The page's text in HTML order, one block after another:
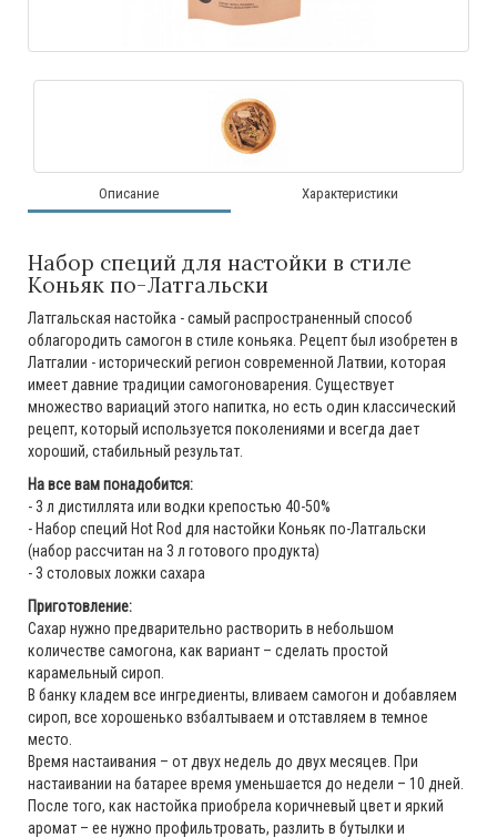
Описание Характеристики
Набор специй для настойки в стиле
Коньяк по-Латгальски
Латгальская настойка - самый распространенный способ
облагородить самогон в стиле коньяка. Рецепт был изобретен в
Латгалии - исторический регион современной Латвии, которая
имеет давние традиции самогоноварения. Существует
множество вариаций этого напитка, но есть один классический
рецепт, который используется поколениями и всегда дает
хороший, стабильный результат.
На все вам понадобится:
- 3 л дистиллята или водки крепостью 40-50%
- Набор специй Hot Rod для настойки Коньяк по-Латгальски
(набор рассчитан на 3 л готового продукта)
- 3 столовых ложки сахара
Приготовление:
Сахар нужно предварительно растворить в небольшом
количестве самогона, как вариант – сделать простой
карамельный сироп.
В банку кладем все ингредиенты, вливаем самогон и добавляем
сироп, все хорошенько взбалтываем и отставляем в темное
место.
Время настаивания – от двух недель до двух месяцев. При
настаивании на батарее время уменьшается до недели – 10 дней.
После того, как настойка приобрела коричневый цвет и яркий
аромат – ее нужно профильтровать, разлить в бутылки и